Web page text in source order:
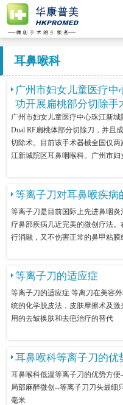
耳鼻喉科
广州市妇女儿童医疗
功开展扁桃部分切除手
广州市妇女儿童医疗中心珠江新城
Dual RF扁桃体部分切除刀，并且
切除术。目前该手术器械全国仅
江新城院区耳鼻咽喉科。广州市
等离子刀对耳鼻喉疾病
等离子刀是目前国际上先进鼻咽
疗鼻部疾病几近完美的微创疗法
行消融，又不伤害正常的鼻甲粘
等离子刀的适应症
等离子刀的适应症 等离刀在美容
统的化学脱皮法，皮肤摩擦术及
用的去皱换肤和去疤治疗的替代
耳鼻喉科等离子刀的优
耳鼻喉科低温等离子刀的优势方
局部麻醉微创--等离子刀刀头最细
毫米